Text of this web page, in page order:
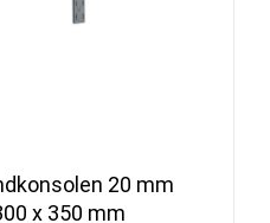
20 mm
x 350 mm